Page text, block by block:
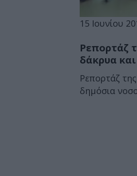
15 Ιουνίου
Ρεπορτάζ
δάκρυα
Ρεπορτάζ
δημόσια